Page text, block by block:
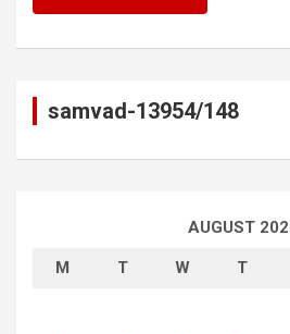
samvad-13954/148
AUGUST
M T W T